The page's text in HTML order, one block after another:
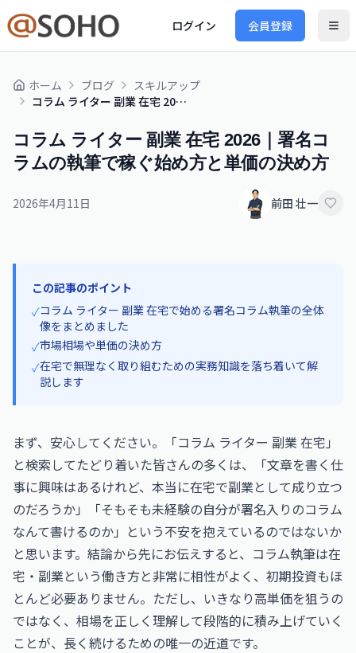
ログイン 会員登録
ホーム ブログ
スキルアップ
コラム ライター 副業 在宅 2026｜署名コラムの執筆で稼ぐ始め方と単価の決め方
コラム ライター 副業 在宅 2026｜署名コ
ラムの執筆で稼ぐ始め方と単価の決め方
2026年4月11日 前田 壮一
この記事のポイント
✓コラム ライター 副業 在宅で始める署名コラム執筆の全体
像をまとめました
✓市場相場や単価の決め方
✓在宅で無理なく取り組むための実務知識を落ち着いて解
説します
まず、安心してください。「コラム ライター 副業 在宅」
と検索してたどり着いた皆さんの多くは、「文章を書く仕
事に興味はあるけれど、本当に在宅で副業として成り立つ
のだろうか」「そもそも未経験の自分が署名入りのコラム
なんて書けるのか」という不安を抱えているのではないか
と思います。結論から先にお伝えすると、コラム執筆は在
宅・副業という働き方と非常に相性がよく、初期投資もほ
とんど必要ありません。ただし、いきなり高単価を狙うの
ではなく、相場を正しく理解して段階的に積み上げていく
ことが、長く続けるための唯一の近道です。